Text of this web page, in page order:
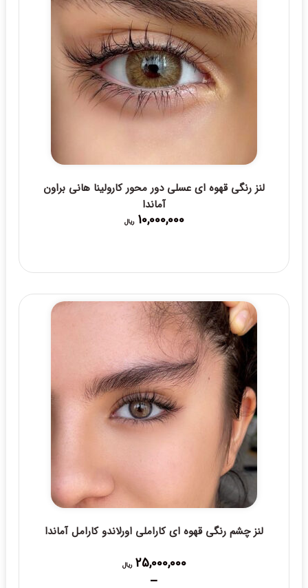
لنز رنگی قهوه ای عسلی دور محور کارولینا هانی براون
آماندا
10,000,000 ریال
لنز چشم رنگی قهوه ای کاراملی اورلاندو کارامل آماندا
25,000,000 ریال
–